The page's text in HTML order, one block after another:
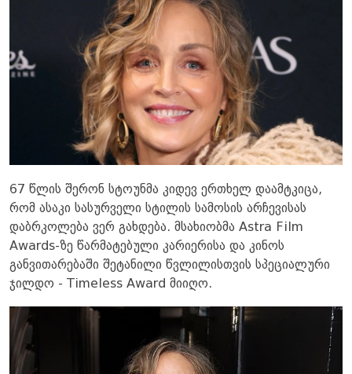
67 წლის შერონ სტოუნმა კიდევ ერთხელ დაამტკიცა,
რომ ასაკი სასურველი სტილის სამოსის არჩევისას
დაბრკოლება ვერ გახდება. მსახიობმა Astra Film
Awards-ზე წარმატებული კარიერისა და კინოს
განვითარებაში შეტანილი წვლილისთვის სპეციალური
ჯილდო - Timeless Award მიიღო.